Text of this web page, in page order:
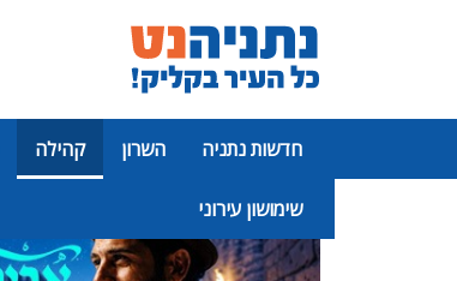
חדשות נתניה השרון קהילה
שימושון עירוני
פרסומת